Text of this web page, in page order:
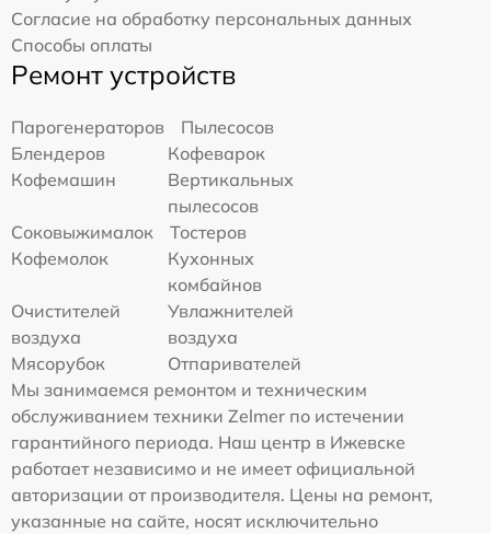
Согласие на обработку персональных данных
Способы оплаты
Ремонт устройств
Парогенераторов
Пылесосов
Блендеров
Кофеварок
Кофемашин
Вертикальных
пылесосов
Соковыжималок
Тостеров
Кофемолок
Кухонных
комбайнов
Очистителей
воздуха
Увлажнителей
воздуха
Мясорубок
Отпаривателей
Мы занимаемся ремонтом и техническим
обслуживанием техники Zelmer по истечении
гарантийного периода. Наш центр в Ижевске
работает независимо и не имеет официальной
авторизации от производителя. Цены на ремонт,
указанные на сайте, носят исключительно